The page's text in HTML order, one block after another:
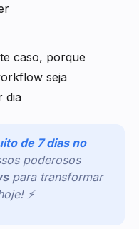
caso, porque
seja
dia
de 7 dias no
poderosos
para transformar
⚡